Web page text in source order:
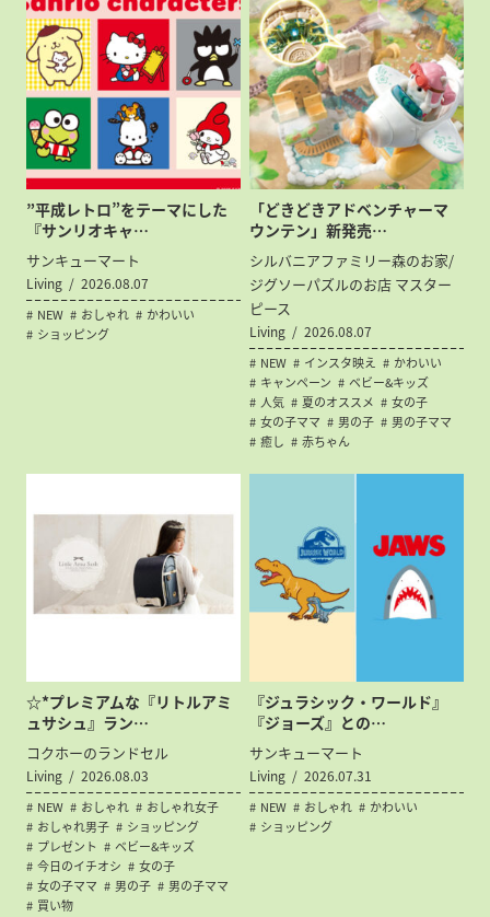
”平成レトロ”をテーマにした
『サンリオキャ…
サンキューマート
Living 2026.08.07
NEW おしゃれ
かわいい
ショッピング
「どきどきアドベンチャーマ
ウンテン」新発売…
シルバニアファミリー森のお家/
ジグソーパズルのお店 マスター
ピース
Living 2026.08.07
NEW インスタ映え
かわいい
キャンペーン
ベビー&キッズ
人気
夏のオススメ
女の子
女の子ママ
男の子
男の子ママ
癒し
赤ちゃん
☆*プレミアムな『リトルアミ
ュサシュ』ラン…
コクホーのランドセル
Living 2026.08.03
NEW おしゃれ
おしゃれ女子
おしゃれ男子
ショッピング
プレゼント
ベビー&キッズ
今日のイチオシ
女の子
女の子ママ
男の子
男の子ママ
買い物
『ジュラシック・ワールド』
『ジョーズ』との…
サンキューマート
Living 2026.07.31
NEW おしゃれ
かわいい
ショッピング